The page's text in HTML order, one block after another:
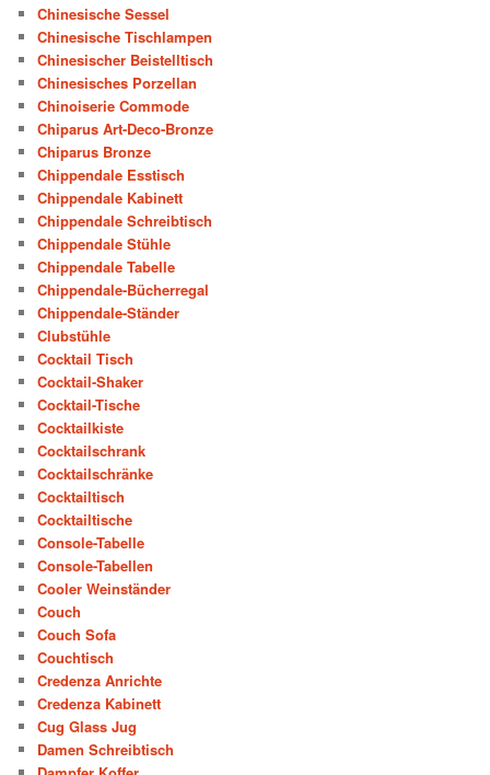
Chinesische Sessel
Chinesische Tischlampen
Chinesischer Beistelltisch
Chinesisches Porzellan
Chinoiserie Commode
Chiparus Art-Deco-Bronze
Chiparus Bronze
Chippendale Esstisch
Chippendale Kabinett
Chippendale Schreibtisch
Chippendale Stühle
Chippendale Tabelle
Chippendale-Bücherregal
Chippendale-Ständer
Clubstühle
Cocktail Tisch
Cocktail-Shaker
Cocktail-Tische
Cocktailkiste
Cocktailschrank
Cocktailschränke
Cocktailtisch
Cocktailtische
Console-Tabelle
Console-Tabellen
Cooler Weinständer
Couch
Couch Sofa
Couchtisch
Credenza Anrichte
Credenza Kabinett
Cug Glass Jug
Damen Schreibtisch